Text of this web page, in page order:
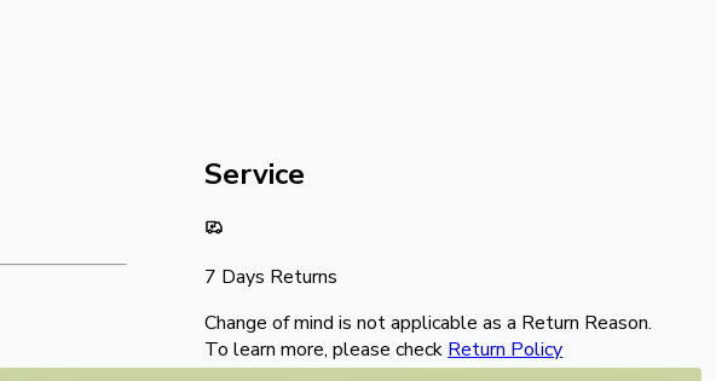
Service
7 Days Returns
Change of mind is not applicable as a Return Reason.
To learn more, please check Return Policy